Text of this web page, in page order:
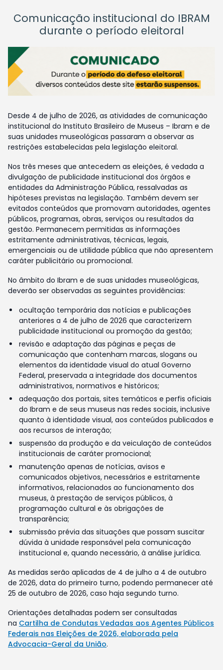
Comunicação institucional do IBRAM
durante o período eleitoral
Desde 4 de julho de 2026, as atividades de comunicação
institucional do Instituto Brasileiro de Museus – Ibram e de
suas unidades museológicas passaram a observar as
restrições estabelecidas pela legislação eleitoral.
Nos três meses que antecedem as eleições, é vedada a
divulgação de publicidade institucional dos órgãos e
entidades da Administração Pública, ressalvadas as
hipóteses previstas na legislação. Também devem ser
evitados conteúdos que promovam autoridades, agentes
públicos, programas, obras, serviços ou resultados da
gestão. Permanecem permitidas as informações
estritamente administrativas, técnicas, legais,
emergenciais ou de utilidade pública que não apresentem
caráter publicitário ou promocional.
No âmbito do Ibram e de suas unidades museológicas,
deverão ser observadas as seguintes providências:
ocultação temporária das notícias e publicações
anteriores a 4 de julho de 2026 que caracterizem
publicidade institucional ou promoção da gestão;
revisão e adaptação das páginas e peças de
comunicação que contenham marcas, slogans ou
elementos da identidade visual do atual Governo
Federal, preservada a integridade dos documentos
administrativos, normativos e históricos;
adequação dos portais, sites temáticos e perfis oficiais
do Ibram e de seus museus nas redes sociais, inclusive
quanto à identidade visual, aos conteúdos publicados e
aos recursos de interação;
suspensão da produção e da veiculação de conteúdos
institucionais de caráter promocional;
manutenção apenas de notícias, avisos e
comunicados objetivos, necessários e estritamente
informativos, relacionados ao funcionamento dos
museus, à prestação de serviços públicos, à
programação cultural e às obrigações de
transparência;
submissão prévia das situações que possam suscitar
dúvida à unidade responsável pela comunicação
institucional e, quando necessário, à análise jurídica.
As medidas serão aplicadas de 4 de julho a 4 de outubro
de 2026, data do primeiro turno, podendo permanecer até
25 de outubro de 2026, caso haja segundo turno.
Orientações detalhadas podem ser consultadas
na Cartilha de Condutas Vedadas aos Agentes Públicos
Federais nas Eleições de 2026, elaborada pela
Advocacia-Geral da União.